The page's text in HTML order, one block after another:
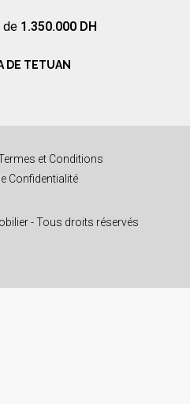
de 1.350.000 DH
DE TETUAN
et Conditions
Confidentialité
- Tous droits réservés